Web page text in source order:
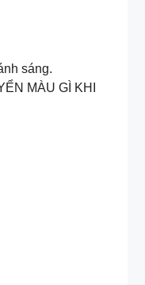
sáng.
MÀU GÌ KHI